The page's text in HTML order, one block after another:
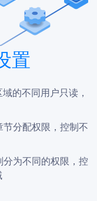
置
的不同用户只读，
节分配权限，控制不
分为不同的权限，控